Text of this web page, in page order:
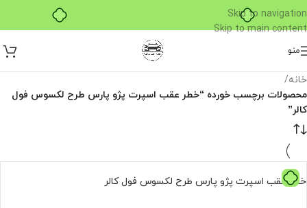
۴ قسط، بدون کارمزد
Skip to navigation
Skip to main content
منو
خانه/
محصولات برچسب خورده “خطر عقب اسپرت پژو پارس طرح لکسوس فول
کالر”
خطر عقب اسپرت پژو پارس طرح لکسوس فول کالر